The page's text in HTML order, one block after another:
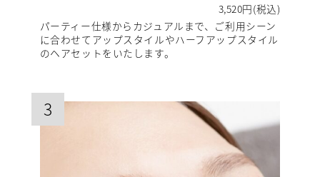
3,520円(税込)
パーティー仕様からカジュアルまで、ご利用シーン
に合わせてアップスタイルやハーフアップスタイル
のヘアセットをいたします。
3